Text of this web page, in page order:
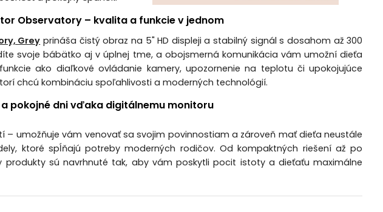
Observatory – kvalita a funkcie v jednom
Grey prináša čistý obraz na 5" HD displeji a stabilný signál s dosahom až 300
svoje bábätko aj v úplnej tme, a obojsmerná komunikácia vám umožní dieťa
ako diaľkové ovládanie kamery, upozornenie na teplotu či upokojujúce
chcú kombináciu spoľahlivosti a moderných technológií.
pokojné dni vďaka digitálnemu monitoru
umožňuje vám venovať sa svojim povinnostiam a zároveň mať dieťa neustále
ktoré spĺňajú potreby moderných rodičov. Od kompaktných riešení až po
produkty sú navrhnuté tak, aby vám poskytli pocit istoty a dieťaťu maximálne